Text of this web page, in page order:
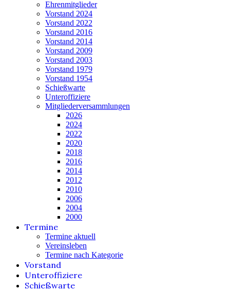
Ehrenmitglieder
Vorstand 2024
Vorstand 2022
Vorstand 2016
Vorstand 2014
Vorstand 2009
Vorstand 2003
Vorstand 1979
Vorstand 1954
Schießwarte
Unteroffiziere
Mitgliederversammlungen
2026
2024
2022
2020
2018
2016
2014
2012
2010
2006
2004
2000
Termine
Termine aktuell
Vereinsleben
Termine nach Kategorie
Vorstand
Unteroffiziere
Schießwarte